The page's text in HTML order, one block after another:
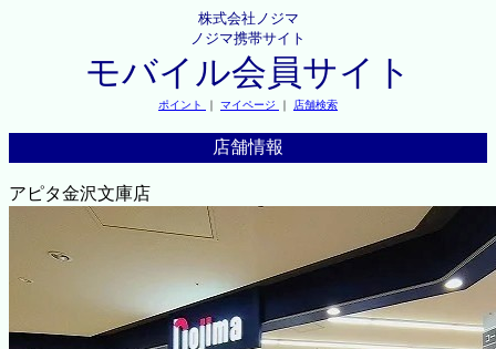
株式会社ノジマ
ノジマ携帯サイト
モバイル会員サイト
ポイント ｜ マイページ ｜ 店舗検索
店舗情報
アピタ金沢文庫店